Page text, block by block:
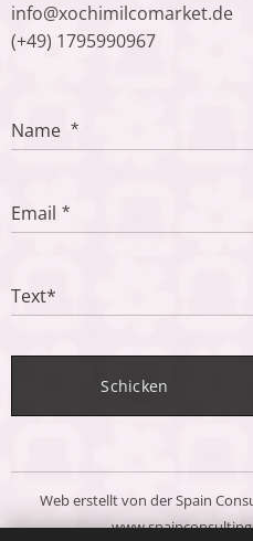
info@xochimilcomarket.de
(+49) 1795990967
Name
Email
Text*
Schicken
Web erstellt von der Spain